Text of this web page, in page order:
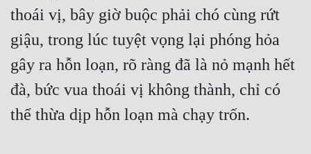
thoái vị, bây giờ buộc phải chó cùng rứt
giậu, trong lúc tuyệt vọng lại phóng hỏa
gây ra hỗn loạn, rõ ràng đã là nỏ mạnh hết
đà, bức vua thoái vị không thành, chỉ có
thể thừa dịp hỗn loạn mà chạy trốn.